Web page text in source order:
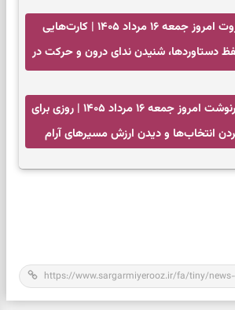
فال تاروت امروز جمعه ۱۶ مرداد ۱۴۰۵ | کارت‌هایی
دستاوردها، شنیدن ندای درون و حرکت در
فال سرنوشت امروز جمعه ۱۶ مرداد ۱۴۰۵ | روزی برای
انتخاب‌ها و دیدن ارزش مسیرهای آرام